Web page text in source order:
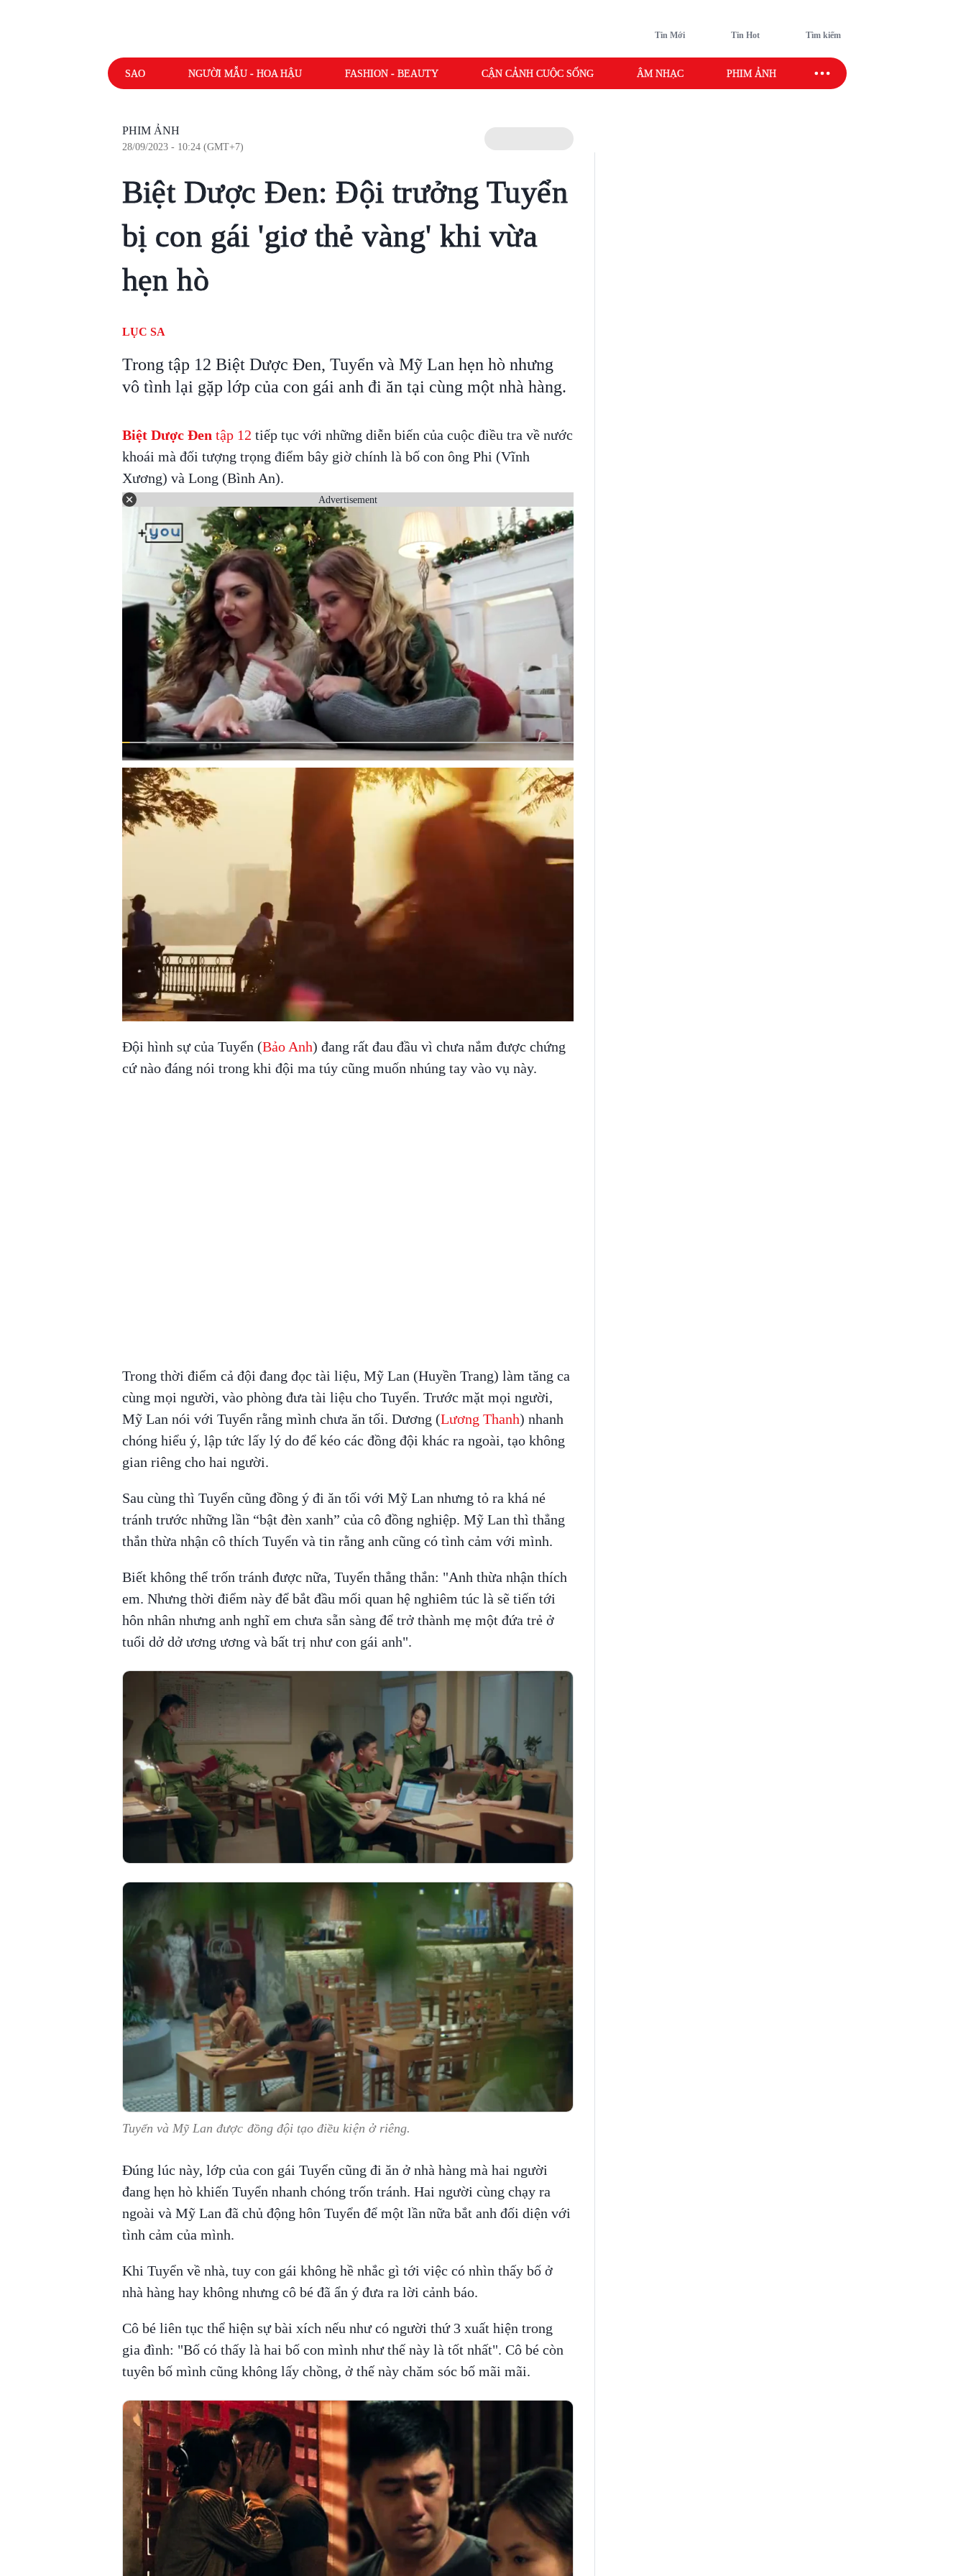
Tin Mới Tin Hot Tìm kiếm
SAO NGƯỜI MẪU - HOA HẬU FASHION - BEAUTY CẬN CẢNH CUỘC SỐNG ÂM NHẠC PHIM ẢNH SAO SPORT
PHIM ẢNH
28/09/2023 - 10:24 (GMT+7)
Biệt Dược Đen: Đội trưởng Tuyển
bị con gái 'giơ thẻ vàng' khi vừa
hẹn hò
LỤC SA
Trong tập 12 Biệt Dược Đen, Tuyển và Mỹ Lan hẹn hò nhưng
vô tình lại gặp lớp của con gái anh đi ăn tại cùng một nhà hàng.
Biệt Dược Đen tập 12 tiếp tục với những diễn biến của cuộc điều tra về nước
khoái mà đối tượng trọng điểm bây giờ chính là bố con ông Phi (Vĩnh
Xương) và Long (Bình An).
Advertisement
Đội hình sự của Tuyển (Bảo Anh) đang rất đau đầu vì chưa nắm được chứng
cứ nào đáng nói trong khi đội ma túy cũng muốn nhúng tay vào vụ này.
Trong thời điểm cả đội đang đọc tài liệu, Mỹ Lan (Huyền Trang) làm tăng ca
cùng mọi người, vào phòng đưa tài liệu cho Tuyển. Trước mặt mọi người,
Mỹ Lan nói với Tuyển rằng mình chưa ăn tối. Dương (Lương Thanh) nhanh
chóng hiểu ý, lập tức lấy lý do để kéo các đồng đội khác ra ngoài, tạo không
gian riêng cho hai người.
Sau cùng thì Tuyển cũng đồng ý đi ăn tối với Mỹ Lan nhưng tỏ ra khá né
tránh trước những lần “bật đèn xanh” của cô đồng nghiệp. Mỹ Lan thì thẳng
thắn thừa nhận cô thích Tuyển và tin rằng anh cũng có tình cảm với mình.
Biết không thể trốn tránh được nữa, Tuyển thẳng thắn: "Anh thừa nhận thích
em. Nhưng thời điểm này để bắt đầu mối quan hệ nghiêm túc là sẽ tiến tới
hôn nhân nhưng anh nghĩ em chưa sẵn sàng để trở thành mẹ một đứa trẻ ở
tuổi dở dở ương ương và bất trị như con gái anh".
Tuyển và Mỹ Lan được đồng đội tạo điều kiện ở riêng.
Đúng lúc này, lớp của con gái Tuyển cũng đi ăn ở nhà hàng mà hai người
đang hẹn hò khiến Tuyển nhanh chóng trốn tránh. Hai người cùng chạy ra
ngoài và Mỹ Lan đã chủ động hôn Tuyển để một lần nữa bắt anh đối diện với
tình cảm của mình.
Khi Tuyển về nhà, tuy con gái không hề nhắc gì tới việc có nhìn thấy bố ở
nhà hàng hay không nhưng cô bé đã ẩn ý đưa ra lời cảnh báo.
Cô bé liên tục thể hiện sự bài xích nếu như có người thứ 3 xuất hiện trong
gia đình: "Bố có thấy là hai bố con mình như thế này là tốt nhất". Cô bé còn
tuyên bố mình cũng không lấy chồng, ở thế này chăm sóc bố mãi mãi.